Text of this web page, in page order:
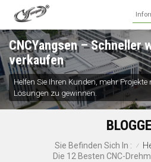
CNCYangsen – Schneller
verkaufen
Helfen Sie Ihren Kunden, mehr
Lösungen zu gewinnen.
Sie Befinden Sich In : /
Die 12 Besten CNC-